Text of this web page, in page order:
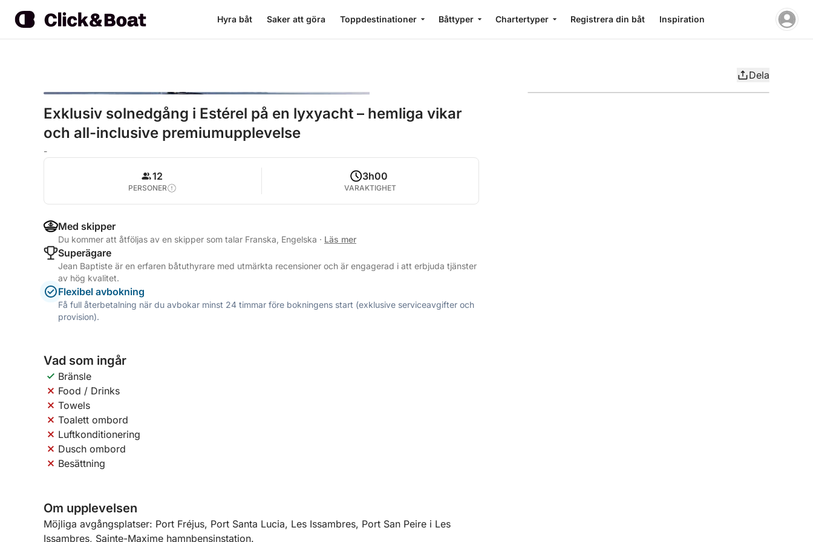
Hyra båt Saker att göra Toppdestinationer Båttyper Chartertyper Registrera din båt Inspiration
Dela
Exklusiv solnedgång i Estérel på en lyxyacht – hemliga vikar
och all-inclusive premiumupplevelse
-
12
PERSONER
3h00
VARAKTIGHET
Med skipper
Du kommer att åtföljas av en skipper som talar Franska, Engelska · Läs mer
Superägare
Jean Baptiste är en erfaren båtuthyrare med utmärkta recensioner och är engagerad i att erbjuda tjänster
av hög kvalitet.
Flexibel avbokning
Få full återbetalning när du avbokar minst 24 timmar före bokningens start (exklusive serviceavgifter och
provision).
Vad som ingår
Bränsle
Food / Drinks
Towels
Toalett ombord
Luftkonditionering
Dusch ombord
Besättning
Om upplevelsen
Möjliga avgångsplatser: Port Fréjus, Port Santa Lucia, Les Issambres, Port San Peire i Les
Issambres, Sainte-Maxime hamnbensinstation.